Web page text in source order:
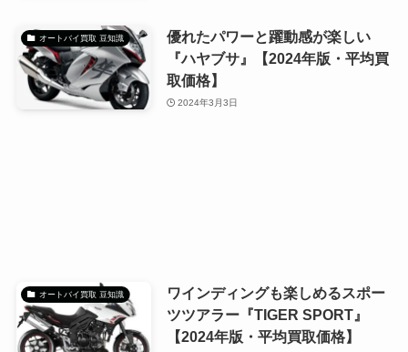
オートバイ買取 豆知識
優れたパワーと躍動感が楽しい
『ハヤブサ』【2024年版・平均買
取価格】
2024年3月3日
オートバイ買取 豆知識
ワインディングも楽しめるスポー
ツツアラー『TIGER SPORT』
【2024年版・平均買取価格】